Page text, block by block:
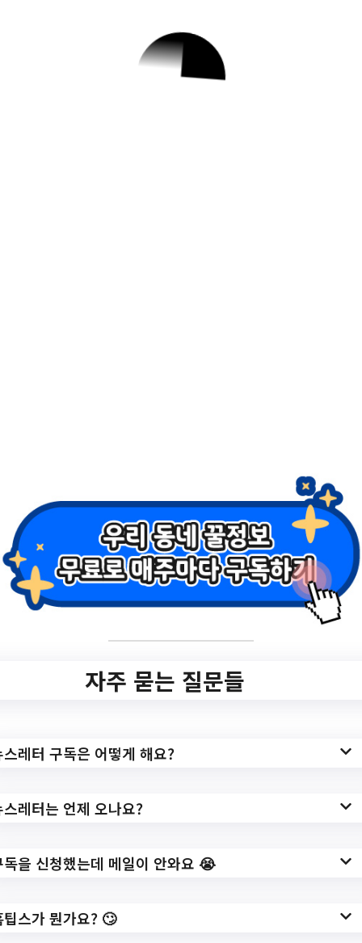
[미래향기] 소문책 (소리내어
문해력 기르는 책읽기)
https://www.hometip.so/bridge/[가산]
(9/12)독서의 달 기념 '인문학 특강'/?
url=https://geumcheonlib.seoul.kr/geumche
onlib/uce/programList.do?selfId=1090
작성일: 2023-08-29 ~ 2023-09-08
'인문학 특강'
✅ 지원 소식 상세 보기 ▼
(9/15)독서의 달 기념 '인문학 특강'/?
onlib/uce/programList.do?selfId=1090
자주 묻는 질문들
스레터 구독은 어떻게 해요?
스레터는 언제 오나요?
독을 신청했는데 메일이 안와요 😭
팁스가 뭔가요? 🙄